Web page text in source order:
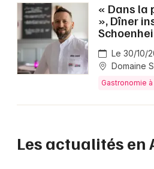
« Dans la
», Dîner
Le 30/10/
Domaine
Gastronomie
Les actualités en